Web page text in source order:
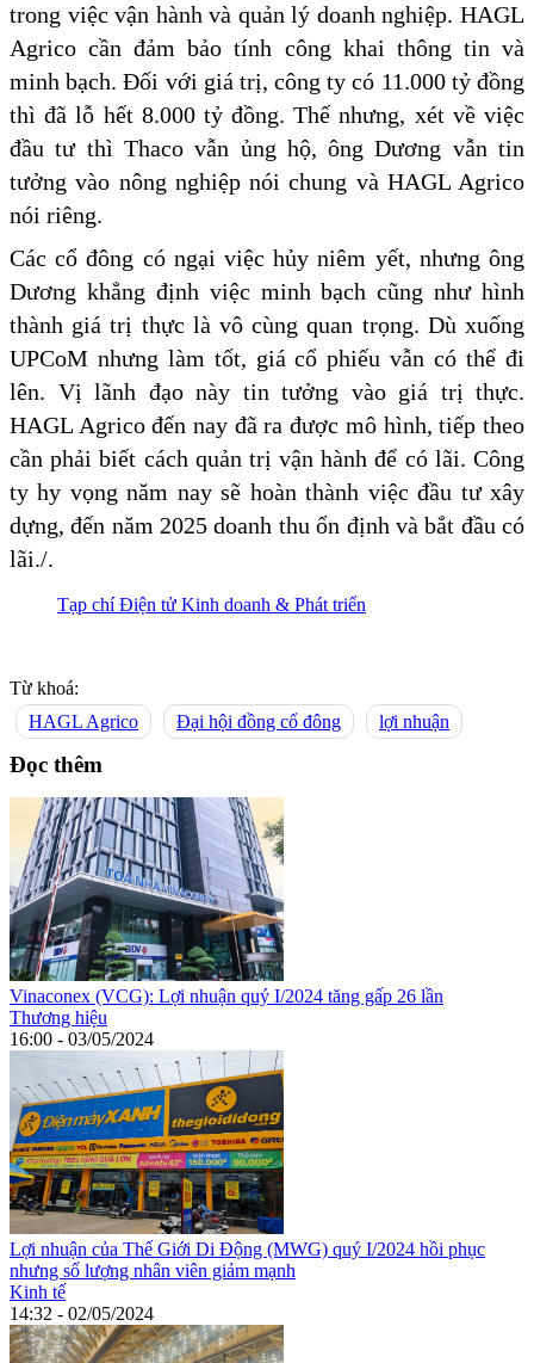
trong việc vận hành và quản lý doanh nghiệp. HAGL
Agrico cần đảm bảo tính công khai thông tin và
minh bạch. Đối với giá trị, công ty có 11.000 tỷ đồng
thì đã lỗ hết 8.000 tỷ đồng. Thế nhưng, xét về việc
đầu tư thì Thaco vẫn ủng hộ, ông Dương vẫn tin
tưởng vào nông nghiệp nói chung và HAGL Agrico
nói riêng.
Các cổ đông có ngại việc hủy niêm yết, nhưng ông
Dương khẳng định việc minh bạch cũng như hình
thành giá trị thực là vô cùng quan trọng. Dù xuống
UPCoM nhưng làm tốt, giá cổ phiếu vẫn có thể đi
lên. Vị lãnh đạo này tin tưởng vào giá trị thực.
HAGL Agrico đến nay đã ra được mô hình, tiếp theo
cần phải biết cách quản trị vận hành để có lãi. Công
ty hy vọng năm nay sẽ hoàn thành việc đầu tư xây
dựng, đến năm 2025 doanh thu ổn định và bắt đầu có
lãi./.
Tạp chí Điện tử Kinh doanh & Phát triển
Từ khoá:
HAGL Agrico
Đại hội đồng cổ đông lợi nhuận
Đọc thêm
Vinaconex (VCG): Lợi nhuận quý I/2024 tăng gấp 26 lần
Thương hiệu
16:00 - 03/05/2024
Lợi nhuận của Thế Giới Di Động (MWG) quý I/2024 hồi phục
nhưng số lượng nhân viên giảm mạnh
Kinh tế
14:32 - 02/05/2024